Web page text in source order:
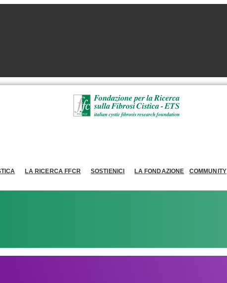
LA RICERCA FFCR SOSTIENICI LA FONDAZIONE COMMUNITY